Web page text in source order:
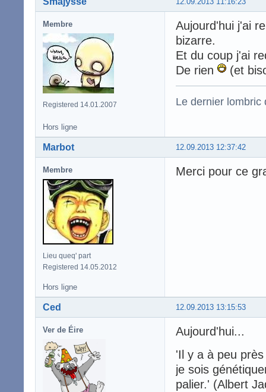
Membre
Registered 14.01.2007
Aujourd'hui j'ai
bizarre.
Et du coup j'ai
De rien
(et
Le dernier lombric
Hors ligne
12.09.2013 12:37:42
Marbot
Membre
Lieu queq' part
Registered 14.05.2012
Merci pour ce
Hors ligne
12.09.2013 13:15:53
Ced
Ver de Éire
Aujourd'hui...
'Il y a à peu
je sois
palier.' (Albert